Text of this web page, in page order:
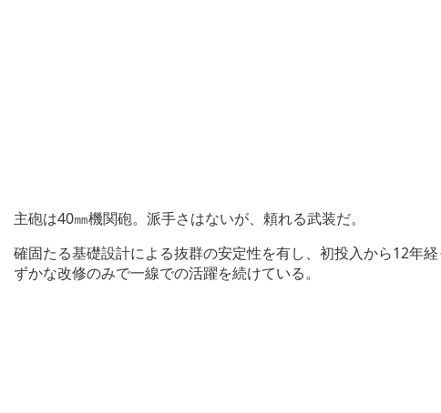
主砲は40㎜機関砲。派手さはないが、頼れる武装だ。
確固たる基礎設計による抜群の安定性を有し、初投入から12年
ずかな改修のみで一線での活躍を続けている。